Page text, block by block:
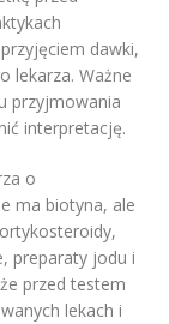
dawki,
lekarza. Ważne
przyjmowania
interpretację.
o
ma biotyna, ale
preparaty jodu i
przed testem
lekach i